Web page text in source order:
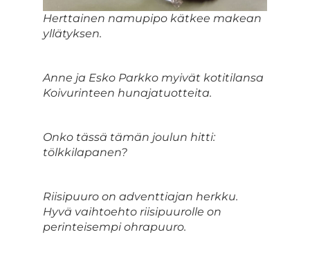
Herttainen namupipo kätkee makean
yllätyksen.
Anne ja Esko Parkko myivät kotitilansa
Koivurinteen hunajatuotteita.
Onko tässä tämän joulun hitti:
tölkkilapanen?
Riisipuuro on adventtiajan herkku.
Hyvä vaihtoehto riisipuurolle on
perinteisempi ohrapuuro.